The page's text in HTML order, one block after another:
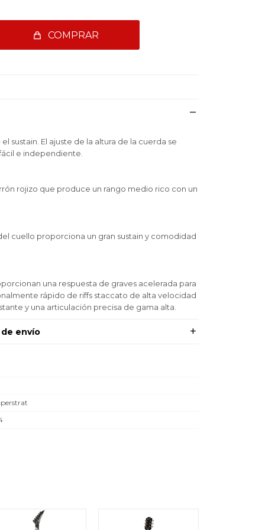
COMPRAR
sustain. El ajuste de la altura de la cuerda se
e independiente.
rojizo que produce un rango medio rico con un
cuello proporciona un gran sustain y comodidad
una respuesta de graves acelerada para
rápido de riffs staccato de alta velocidad
y una articulación precisa de gama alta.
envío